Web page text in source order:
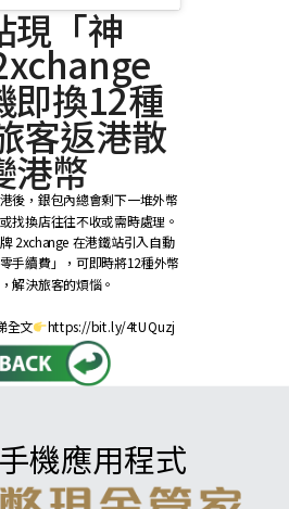
現「神
即換12種
客返港散
港幣
後，銀包內總會剩下一堆外幣
找換店往往不收或需時處理。
2xchange 在港鐵站引入自動
手續費」，可即時將12種外幣
解決旅客的煩惱。
全文 https://bit.ly/4tUQuzj
機應用程式